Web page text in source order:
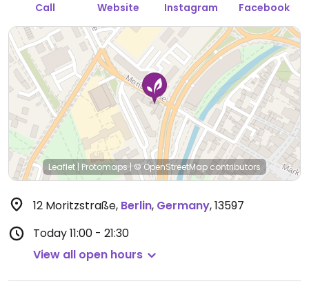
Call Website Instagram Facebook
Leaflet| Protomaps| © OpenStreetMapcontributors
12 Moritzstraße, Berlin, Germany,13597
Today11:00 - 21:30
View all open hours